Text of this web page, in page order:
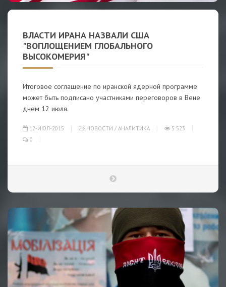
ВЛАСТИ ИРАНА НАЗВАЛИ США
"ВОПЛОЩЕНИЕМ ГЛОБАЛЬНОГО
ВЫСОКОМЕРИЯ"
Итоговое соглашение по иранской ядерной программе
может быть подписано участниками переговоров в Вене
днем 12 июля.
12-ИЮЛ-2015 НОВОСТИ / АНАЛИТИКА
5 523
0